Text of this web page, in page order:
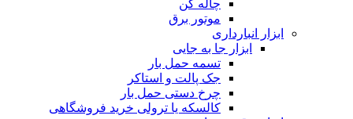
چاله کن
موتور برق
ابزار انبارداری
ابزار جا به جایی
تسمه حمل بار
جک پالت و استاکر
چرخ دستی حمل بار
کالسکه یا ترولی خرید فروشگاهی